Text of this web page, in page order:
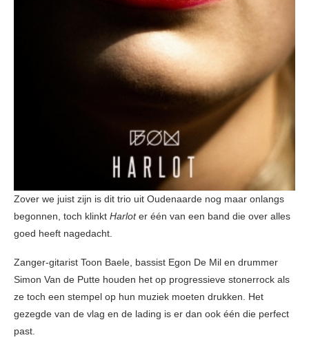
Zover we juist zijn is dit trio uit Oudenaarde nog maar onlangs
begonnen, toch klinkt Harloter één van een band die over alles
goed heeft nagedacht.
Zanger-gitarist Toon Baele, bassist Egon De Mil en drummer
Simon Van de Putte houden het op progressieve stonerrock als
ze toch een stempel op hun muziek moeten drukken. Het
gezegde van de vlag en de lading is er dan ook één die perfect
past.